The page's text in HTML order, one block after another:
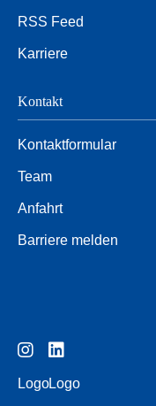
RSS Feed
Karriere
Kontakt
Kontaktformular
Team
Anfahrt
Barriere melden
LogoLogo